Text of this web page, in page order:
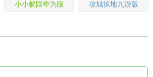
小小蚁国华为版 攻城掠地九游版